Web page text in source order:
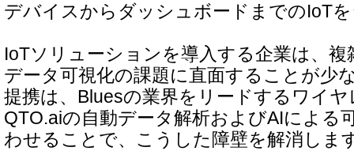
デバイスからダッシュボードまでのIoT
IoTソリューションを導入する企業は、
データ可視化の課題に直面することが少
提携は、Bluesの業界をリードするワイ
QTO.aiの自動データ解析およびAIによる
わせることで、こうした障壁を解消しま